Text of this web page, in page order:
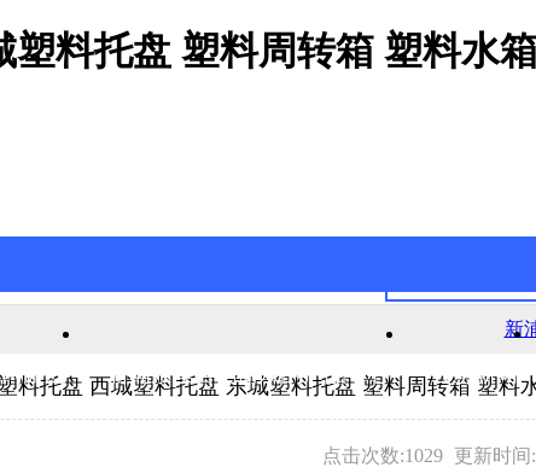
料托盘 塑料周转箱 塑料水
游戏 新浦京澳官网游戏的产品中心 公司新闻
新
料托盘 西城塑料托盘 东城塑料托盘 塑料周转箱 塑料
点击次数:1029 更新时间